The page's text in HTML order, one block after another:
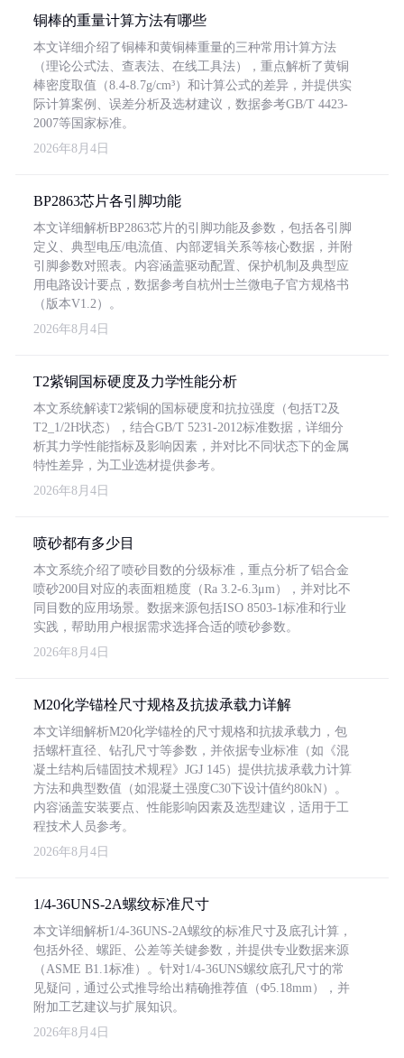
铜棒的重量计算方法有哪些
本文详细介绍了铜棒和黄铜棒重量的三种常用计算方法
（理论公式法、查表法、在线工具法），重点解析了黄铜
棒密度取值（8.4-8.7g/cm³）和计算公式的差异，并提供实
际计算案例、误差分析及选材建议，数据参考GB/T 4423-
2007等国家标准。
2026年8月4日
BP2863芯片各引脚功能
本文详细解析BP2863芯片的引脚功能及参数，包括各引脚
定义、典型电压/电流值、内部逻辑关系等核心数据，并附
引脚参数对照表。内容涵盖驱动配置、保护机制及典型应
用电路设计要点，数据参考自杭州士兰微电子官方规格书
（版本V1.2）。
2026年8月4日
T2紫铜国标硬度及力学性能分析
本文系统解读T2紫铜的国标硬度和抗拉强度（包括T2及
T2_1/2H状态），结合GB/T 5231-2012标准数据，详细分
析其力学性能指标及影响因素，并对比不同状态下的金属
特性差异，为工业选材提供参考。
2026年8月4日
喷砂都有多少目
本文系统介绍了喷砂目数的分级标准，重点分析了铝合金
喷砂200目对应的表面粗糙度（Ra 3.2-6.3μm），并对比不
同目数的应用场景。数据来源包括ISO 8503-1标准和行业
实践，帮助用户根据需求选择合适的喷砂参数。
2026年8月4日
M20化学锚栓尺寸规格及抗拔承载力详解
本文详细解析M20化学锚栓的尺寸规格和抗拔承载力，包
括螺杆直径、钻孔尺寸等参数，并依据专业标准（如《混
凝土结构后锚固技术规程》JGJ 145）提供抗拔承载力计算
方法和典型数值（如混凝土强度C30下设计值约80kN）。
内容涵盖安装要点、性能影响因素及选型建议，适用于工
程技术人员参考。
2026年8月4日
1/4-36UNS-2A螺纹标准尺寸
本文详细解析1/4-36UNS-2A螺纹的标准尺寸及底孔计算，
包括外径、螺距、公差等关键参数，并提供专业数据来源
（ASME B1.1标准）。针对1/4-36UNS螺纹底孔尺寸的常
见疑问，通过公式推导给出精确推荐值（Φ5.18mm），并
附加工艺建议与扩展知识。
2026年8月4日